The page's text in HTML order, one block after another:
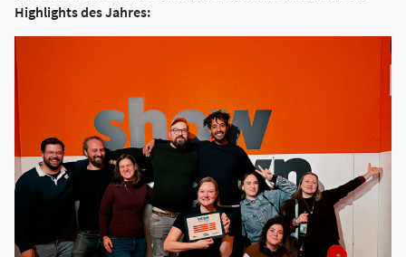
Highlights des Jahres: